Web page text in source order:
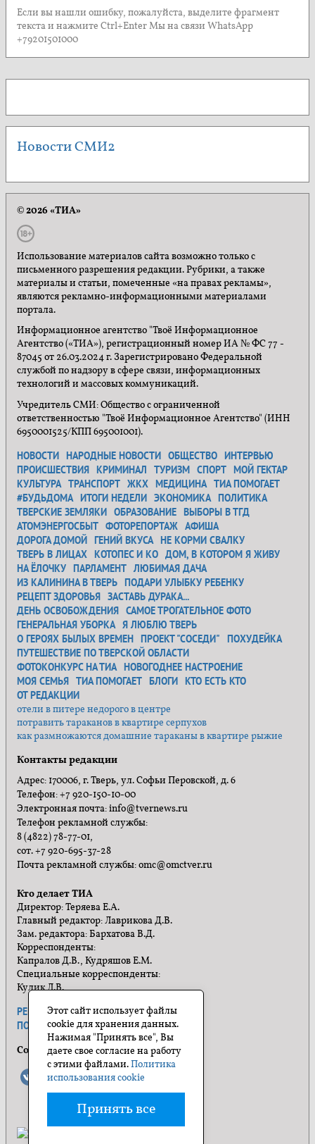
Если вы нашли ошибку, пожалуйста, выделите фрагмент
текста и нажмите Ctrl+Enter Мы на связи WhatsApp
+79201501000
Новости СМИ2
© 2026 «ТИА»
Использование материалов сайта возможно только с
письменного разрешения редакции. Рубрики, а также
материалы и статьи, помеченные «на правах рекламы»,
являются рекламно-информационными материалами
портала.
Информационное агентство "Твоё Информационное
Агентство («ТИА»), регистрационный номер ИА № ФС 77 -
87045 от 26.03.2024 г. Зарегистрировано Федеральной
службой по надзору в сфере связи, информационных
технологий и массовых коммуникаций.
Учредитель СМИ: Общество с ограниченной
ответственностью "Твоё Информационное Агентство" (ИНН
6950001525/КПП 695001001).
НОВОСТИ НАРОДНЫЕ НОВОСТИ ОБЩЕСТВО ИНТЕРВЬЮ
ПРОИСШЕСТВИЯ КРИМИНАЛ ТУРИЗМ СПОРТ МОЙ ГЕКТАР
КУЛЬТУРА ТРАНСПОРТ ЖКХ МЕДИЦИНА ТИА ПОМОГАЕТ
#БУДЬДОМА ИТОГИ НЕДЕЛИ ЭКОНОМИКА ПОЛИТИКА
ТВЕРСКИЕ ЗЕМЛЯКИ ОБРАЗОВАНИЕ ВЫБОРЫ В ТГД
АТОМЭНЕРГОСБЫТ ФОТОРЕПОРТАЖ АФИША
ДОРОГА ДОМОЙ ГЕНИЙ ВКУСА НЕ КОРМИ СВАЛКУ
ТВЕРЬ В ЛИЦАХ КОТОПЕС И КО ДОМ, В КОТОРОМ Я ЖИВУ
НА ЁЛОЧКУ ПАРЛАМЕНТ ЛЮБИМАЯ ДАЧА
ИЗ КАЛИНИНА В ТВЕРЬ ПОДАРИ УЛЫБКУ РЕБЕНКУ
РЕЦЕПТ ЗДОРОВЬЯ ЗАСТАВЬ ДУРАКА...
ДЕНЬ ОСВОБОЖДЕНИЯ САМОЕ ТРОГАТЕЛЬНОЕ ФОТО
ГЕНЕРАЛЬНАЯ УБОРКА Я ЛЮБЛЮ ТВЕРЬ
О ГЕРОЯХ БЫЛЫХ ВРЕМЕН ПРОЕКТ "СОСЕДИ"
ПОХУДЕЙКА
ПУТЕШЕСТВИЕ ПО ТВЕРСКОЙ ОБЛАСТИ
ФОТОКОНКУРС НА ТИА НОВОГОДНЕЕ НАСТРОЕНИЕ
МОЯ СЕМЬЯ ТИА ПОМОГАЕТ БЛОГИ КТО ЕСТЬ КТО
ОТ РЕДАКЦИИ
отели в питере недорого в центре
потравить тараканов в квартире серпухов
как размножаются домашние тараканы в квартире рыжие
Контакты редакции
Адрес: 170006, г. Тверь, ул. Софьи Перовской, д. 6
Телефон: +7 920-150-10-00
Электронная почта: info@tvernews.ru
Телефон рекламной службы:
8 (4822) 78-77-01,
сот. +7 920-695-37-28
Почта рекламной службы: omc@omctver.ru
Кто делает ТИА
Директор: Теряева Е.А.
Главный редактор: Лаврикова Д.В.
Зам. редактора: Бархатова В.Д.
Корреспонденты:
Капралов Д.В., Кудряшов Е.М.
Специальные корреспонденты:
Кулик Л.В.
РЕКЛАМА ПРАВИЛА САЙТА
ПОЛИТИКА КОНФИДЕНЦИАЛЬНОСТИ
Социальные сети
Этот сайт использует файлы
cookie для хранения данных.
Нажимая "Принять все", Вы
даете свое согласие на работу
с этими файлами.Политика
использования cookie
Принять все